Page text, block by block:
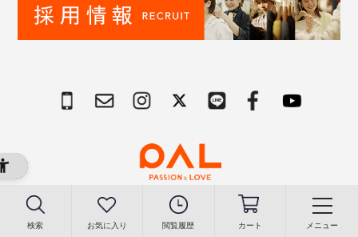
検索 お気に入り 閲覧履歴 カート メニュー
Copyright © PAL Co.,ltd. All Rights Reserved.